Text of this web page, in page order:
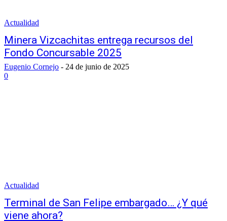
Actualidad
Minera Vizcachitas entrega recursos del
Fondo Concursable 2025
Eugenio Cornejo - 24 de junio de 2025
0
Actualidad
Terminal de San Felipe embargado… ¿Y qué
viene ahora?